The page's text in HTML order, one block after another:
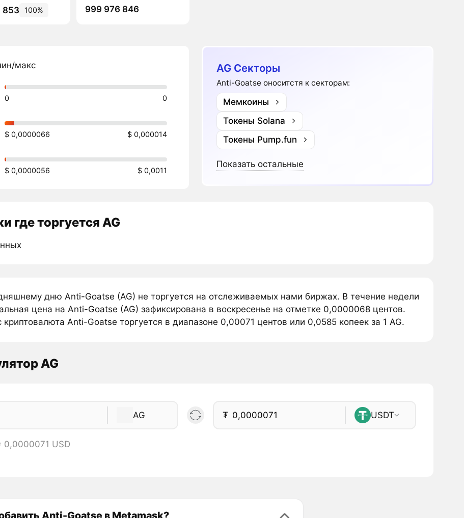
853
100%
999 976 846
макс
0 0
$ 0,0000066 $ 0,000014
$ 0,0000056 $ 0,0011
AG Секторы
Anti-Goatse оноситстя к секторам:
Мемкоины
Токены Solana
Токены Pump.fun
Показать остальные
где торгуется AG
дню Anti-Goatse (AG) не торгуется на отслеживаемых нами биржах. В течение недели
цена на Anti-Goatse (AG) зафиксирована в воскресенье на отметке 0,0000068 центов.
криптовалюта Anti-Goatse торгуется в диапазоне 0,00071 центов или 0,0585 копеек за 1 AG.
AG
AG ₮ USDT
0,0000071 USD